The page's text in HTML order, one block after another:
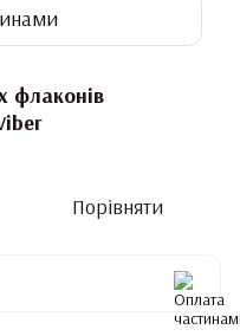
флаконів
Порівняти